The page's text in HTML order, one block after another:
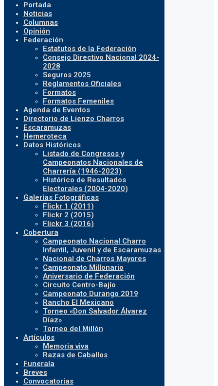
Portada
Noticias
Columnas
Opinión
Federación
Estatutos de la Federación
Consejo Directivo Nacional 2024-
2028
Seguros 2025
Reglamentos Oficiales
Formatos
Formatos Femeniles
Agenda de Eventos
Directorio de Lienzo Charros
Escaramuzas
Hemeroteca
Datos Históricos
Listado de Congresos y
Campeonatos Nacionales de
Charrería (1946-2023)
Histórico de Resultados
Electorales (2004-2020)
Galerías Fotográficas
Flickr 1 (2011)
Flickr 2 (2015)
Flickr 3 (2016)
Cobertura
Campeonato Nacional Charro
Infantil, Juvenil y de Escaramuzas
Nacional de Charros Mayores
Campeonato Millonario
Aniversario de Federación
Circuito Centro-Bajío
Campeonato Durango 2019
Rancho El Mexicano
Torneo «Don Salvador Álvarez
Díaz»
Torneo del Millón
Artículos
Memoria viva
Razas de Caballos
Funerala
Breves
Convocatorias